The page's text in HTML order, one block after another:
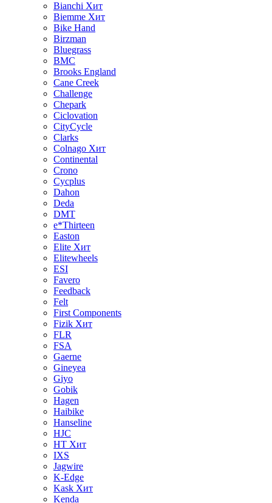
Bianchi Хит
Biemme Хит
Bike Hand
Birzman
Bluegrass
BMC
Brooks England
Cane Creek
Challenge
Chepark
Ciclovation
CityCycle
Clarks
Colnago Хит
Continental
Crono
Cycplus
Dahon
Deda
DMT
e*Thirteen
Easton
Elite Хит
Elitewheels
ESI
Favero
Feedback
Felt
First Components
Fizik Хит
FLR
FSA
Gaerne
Gineyea
Giyo
Gobik
Hagen
Haibike
Hanseline
HJC
HT Хит
IXS
Jagwire
K-Edge
Kask Хит
Kenda